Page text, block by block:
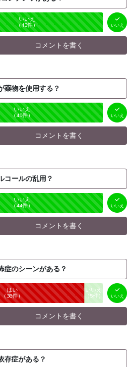
いいえ
（43件） いいえ
コメントを書く
薬物を使用する？
いいえ
（45件） いいえ
コメントを書く
コールの乱用？
いいえ
（44件） いいえ
コメントを書く
症のシーンがある？
はい
（38件） 未投票
いいえ
（ 5件） いいえ
コメントを書く
存症がある？